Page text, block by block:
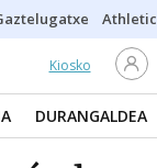
Athletic
Kiosko
DURANGALDEA